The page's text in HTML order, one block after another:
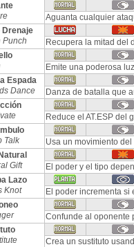
Aguanta cualquier
Drenaje
Punch
Recupera la mitad del
Emite una poderosa
Espada
Dance
Danza de batalla que
Reduce el AT.ESP del
Talk
Usa un movimiento
Gift
El poder y el tipo
Lazo
Knot
El poder incrementa si
Confunde al oponente
Crea un sustituto